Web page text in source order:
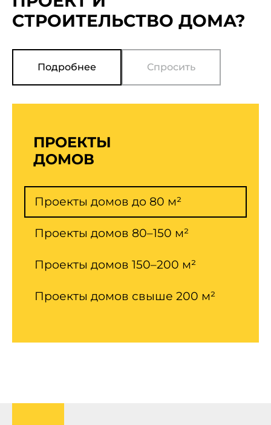
СТРОИТЕЛЬСТВО ДОМА?
Подробнее Cпросить
ПРОЕКТЫ
ДОМОВ
Проекты домов до 80 м²
Проекты домов 80–150 м²
Проекты домов 150–200 м²
Проекты домов свыше 200 м²